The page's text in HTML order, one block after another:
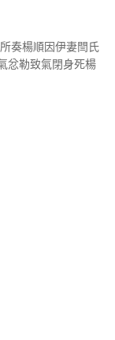
奏楊順因伊妻閆氏
忿勒致氣閉身死楊